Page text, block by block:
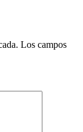
Los campos